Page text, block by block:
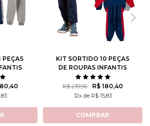
- 4
KIT SORTIDO 10 PEÇAS
DE ROUPAS INFANTIS
MASCULINO INVERNO - 5
CASACOS + 5 CALÇAS
R$ 239,90 R$ 180,40
12x de R$ 15,83
COMPRAR